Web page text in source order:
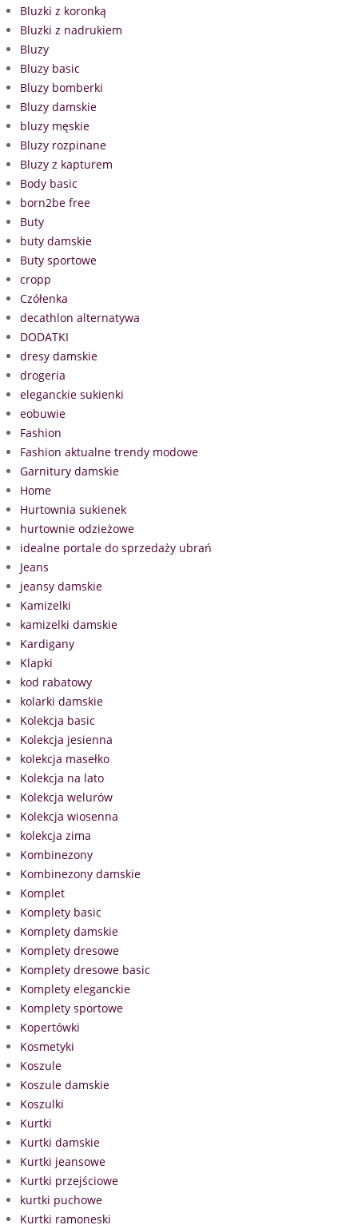
Bluzki z koronką
Bluzki z nadrukiem
Bluzy
Bluzy basic
Bluzy bomberki
Bluzy damskie
bluzy męskie
Bluzy rozpinane
Bluzy z kapturem
Body basic
born2be free
Buty
buty damskie
Buty sportowe
cropp
Czółenka
decathlon alternatywa
DODATKI
dresy damskie
drogeria
eleganckie sukienki
eobuwie
Fashion
Fashion aktualne trendy modowe
Garnitury damskie
Home
Hurtownia sukienek
hurtownie odzieżowe
idealne portale do sprzedaży ubrań
Jeans
jeansy damskie
Kamizelki
kamizelki damskie
Kardigany
Klapki
kod rabatowy
kolarki damskie
Kolekcja basic
Kolekcja jesienna
kolekcja masełko
Kolekcja na lato
Kolekcja welurów
Kolekcja wiosenna
kolekcja zima
Kombinezony
Kombinezony damskie
Komplet
Komplety basic
Komplety damskie
Komplety dresowe
Komplety dresowe basic
Komplety eleganckie
Komplety sportowe
Kopertówki
Kosmetyki
Koszule
Koszule damskie
Koszulki
Kurtki
Kurtki damskie
Kurtki jeansowe
Kurtki przejściowe
kurtki puchowe
Kurtki ramoneski